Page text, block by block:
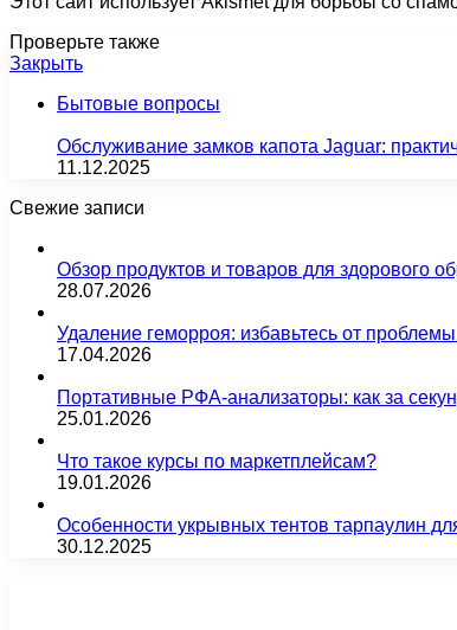
Проверьте также
Закрыть
Бытовые вопросы
Обслуживание замков капота Jaguar:
11.12.2025
Свежие записи
Обзор продуктов и товаров для здорового
28.07.2026
Удаление геморроя: избавьтесь от
17.04.2026
Портативные РФА-анализаторы: как за
25.01.2026
Что такое курсы по маркетплейсам?
19.01.2026
Особенности укрывных тентов тарпаулин
30.12.2025